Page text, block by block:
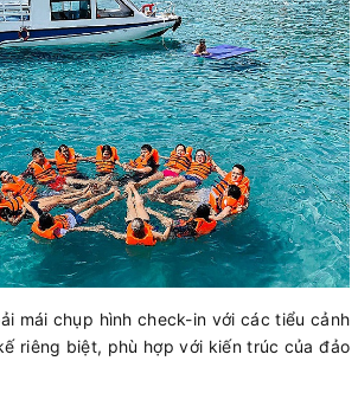
mái chụp hình check-in với các tiểu cảnh
riêng biệt, phù hợp với kiến trúc của đảo